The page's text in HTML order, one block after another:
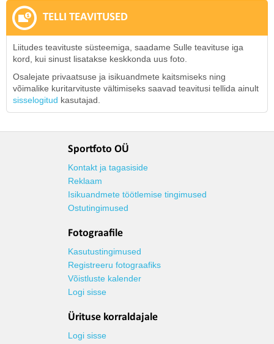
TELLI TEAVITUSED
Liitudes teavituste süsteemiga, saadame Sulle teavituse iga
kord, kui sinust lisatakse keskkonda uus foto.
Osalejate privaatsuse ja isikuandmete kaitsmiseks ning
võimalike kuritarvituste vältimiseks saavad teavitusi tellida ainult
sisselogitud kasutajad.
Sportfoto OÜ
Kontakt ja tagasiside
Reklaam
Isikuandmete töötlemise tingimused
Ostutingimused
Fotograafile
Kasutustingimused
Registreeru fotograafiks
Võistluste kalender
Logi sisse
Ürituse korraldajale
Logi sisse